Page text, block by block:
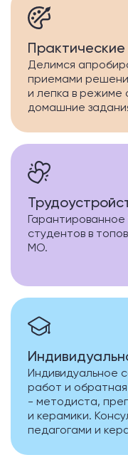
Практические
Делимся
приемами
и лепка в режиме
домашние
студентов в
МО.
Индивидуальное
работ и обратная
- методиста,
и керамики.
педагогами и